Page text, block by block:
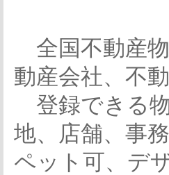
全国不動産
動産会社、不
登録できる
地、店舗、事
ペット可、デ